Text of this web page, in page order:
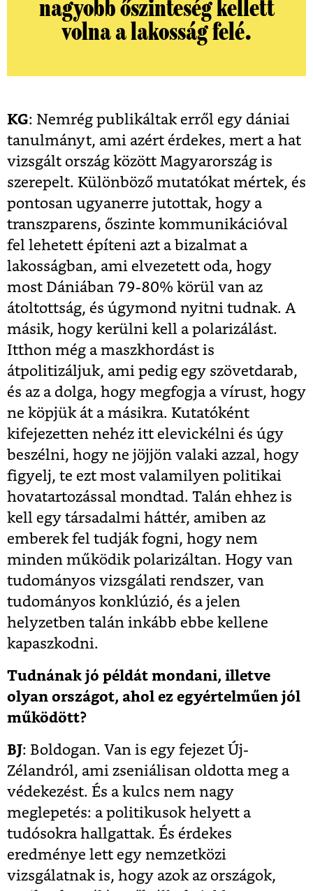
nagyobb őszinteség kellett
volna a lakosság felé.
KG: Nemrég publikáltak erről egy dániai
tanulmányt, ami azért érdekes, mert a hat
vizsgált ország között Magyarország is
szerepelt. Különböző mutatókat mértek, és
pontosan ugyanerre jutottak, hogy a
transzparens, őszinte kommunikációval
fel lehetett építeni azt a bizalmat a
lakosságban, ami elvezetett oda, hogy
most Dániában 79-80% körül van az
átoltottság, és úgymond nyitni tudnak. A
másik, hogy kerülni kell a polarizálást.
Itthon még a maszkhordást is
átpolitizáljuk, ami pedig egy szövetdarab,
és az a dolga, hogy megfogja a vírust, hogy
ne köpjük át a másikra. Kutatóként
kifejezetten nehéz itt elevickélni és úgy
beszélni, hogy ne jöjjön valaki azzal, hogy
figyelj, te ezt most valamilyen politikai
hovatartozással mondtad. Talán ehhez is
kell egy társadalmi háttér, amiben az
emberek fel tudják fogni, hogy nem
minden működik polarizáltan. Hogy van
tudományos vizsgálati rendszer, van
tudományos konklúzió, és a jelen
helyzetben talán inkább ebbe kellene
kapaszkodni.
Tudnának jó példát mondani, illetve
olyan országot, ahol ez egyértelműen jól
működött?
BJ: Boldogan. Van is egy fejezet Új-
Zélandról, ami zseniálisan oldotta meg a
védekezést. És a kulcs nem nagy
meglepetés: a politikusok helyett a
tudósokra hallgattak. És érdekes
eredménye lett egy nemzetközi
vizsgálatnak is, hogy azok az országok,